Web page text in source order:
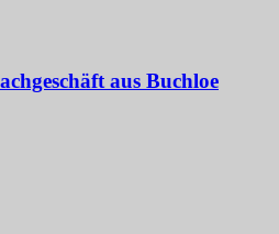
aus Buchloe